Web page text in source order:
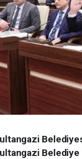
Belediye